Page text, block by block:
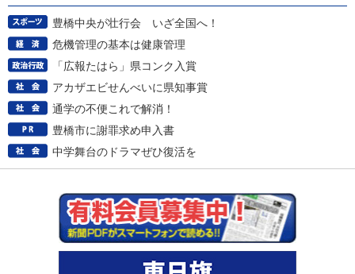
豊橋中央が壮行会 いざ全国へ！
危機管理の基本は健康管理
「広報たはら」県コンク入賞
アカザエビせんべいに県知事賞
通学の不便これで解消！
豊橋市に謝罪求め申入書
中学舞台のドラマぜひ復活を